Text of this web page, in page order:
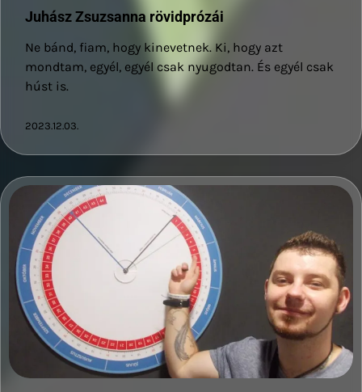
Juhász Zsuzsanna rövidprózái
Ne bánd, fiam, hogy kinevetnek. Ki, hogy azt
mondtam, egyél, egyél csak nyugodtan. És egyél csak
húst is.
2023.12.03.